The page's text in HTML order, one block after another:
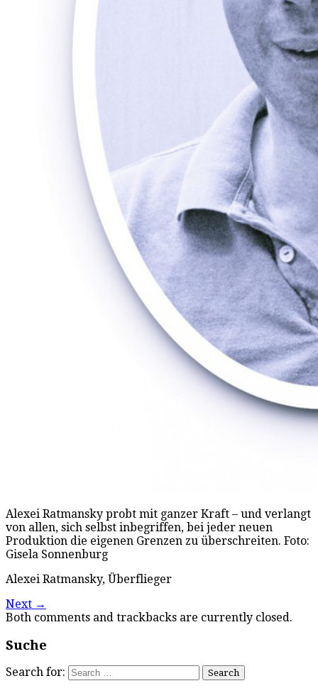
Alexei Ratmansky probt mit ganzer Kraft – und verlangt
von allen, sich selbst inbegriffen, bei jeder neuen
Produktion die eigenen Grenzen zu überschreiten. Foto:
Gisela Sonnenburg
Alexei Ratmansky, Überflieger
Next →
Both comments and trackbacks are currently closed.
Suche
Search for: